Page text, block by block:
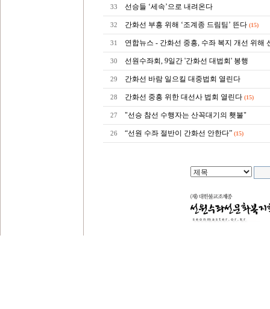
33 선승들 ‘세속’으로 내려온다
32 간화선 부흥 위해 ‘조계종 드림팀’ 뜬다 (15)
31 연합뉴스 - 간화선 중흥, 수좌 복지 개선 위해
30 선원수좌회, 9일간 '간화선 대법회' 봉행
29 간화선 바람 일으킬 대중법회 열린다
28 간화선 중흥 위한 대선사 법회 열린다 (15)
27 "선승 참선 수행자는 산꼭대기의 횃불"
26 “선원 수좌 절반이 간화선 안한다” (15)